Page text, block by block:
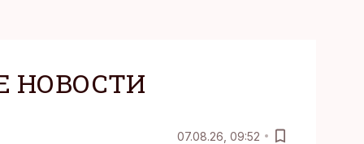
НОВОСТИ
07.08.26, 09:52